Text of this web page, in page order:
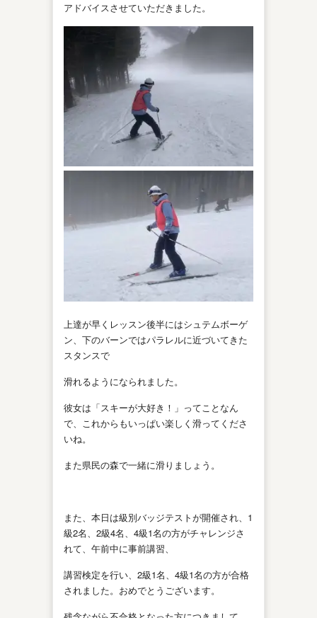
アドバイスさせていただきました。
上達が早くレッスン後半にはシュテムボーゲ
ン、下のバーンではパラレルに近づいてきた
スタンスで
滑れるようになられました。
彼女は「スキーが大好き！」ってことなん
で、これからもいっぱい楽しく滑ってくださ
いね。
また県民の森で一緒に滑りましょう。
また、本日は級別バッジテストが開催され、1
級2名、2級4名、4級1名の方がチャレンジさ
れて、午前中に事前講習、
講習検定を行い、2級1名、 4級1名の方が合格
されました。おめでとうございます。